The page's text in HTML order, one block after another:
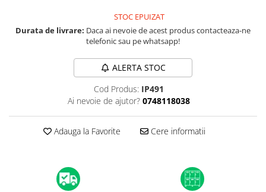
A3240 (M4 13” 2025)
A1278 (Unibody 13” 2009-2012)
A1286 (Unibody 15” 2008-2012)
A1297 (Unibody 17” 2009-2011)
MacBook
A1342 (Unibody 13” 2009-2010)
Piese & Accesorii iPhone
iPhone 16 Pro Max
STOC EPUIZAT
Durata de livrare: Daca ai nevoie de acest produs contacteaza-ne
telefonic sau pe whatsapp!
ALERTA STOC
Cod Produs: IP491
Ai nevoie de ajutor? 0748118038
Adauga la Favorite Cere informatii